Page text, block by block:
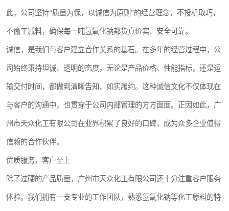
此，公司坚持“质量为保，以诚信为原则”的经营理念，不投机取巧，
不偷工减料，确保每一吨氢氧化钠都货真价实、安全可靠。
诚信，是我们与客户建立合作关系的基石。在多年的经营过程中，公
司始终秉持坦诚、透明的态度，无论是产品价格、性能指标，还是运
输交付时间，都做到清晰告知、如实履约。这种诚信文化不仅体现在
与客户的沟通中，也贯穿于公司内部管理的方方面面。正因如此，广
州市天众化工有限公司在业界积累了良好的口碑，成为众多企业值得
信赖的合作伙伴。
优质服务，客户至上
除了过硬的产品质量，广州市天众化工有限公司还十分注重客户服务
体验。我们拥有一支专业的工作团队，熟悉氢氧化钠等化工原料的特